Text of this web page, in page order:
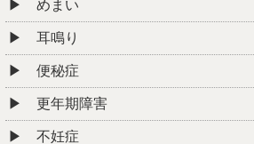
メニュー
初めての方へ
料金・施術の流れ
お客様の声